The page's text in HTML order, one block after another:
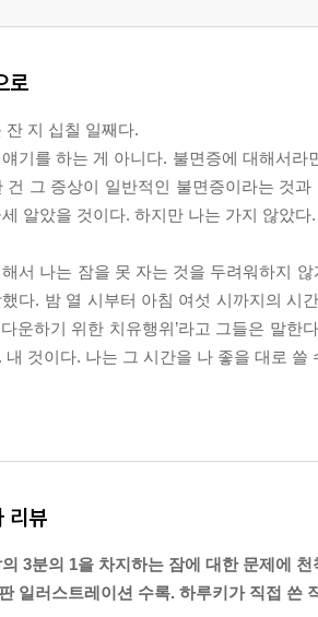
로
잔 지 십칠 일째다.
기를 하는 게 아니다. 불면증에 대해서라
건 그 증상이 일반적인 불면증이라는 것
세 알았을 것이다. 하지만 나는 가지 않았
해서 나는 잠을 못 자는 것을 두려워하지
다. 밤 열 시부터 아침 여섯 시까지의 시
운하기 위한 치유행위’라고 그들은 말
내 것이다. 나는 그 시간을 나 좋을 대로
리뷰
3분의 1을 차지하는 잠에 대한 문제에
일러스트레이션 수록. 하루키가 직접 쓴